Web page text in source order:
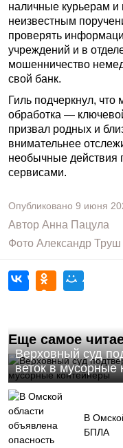
наличные курьерам
неизвестным
проверять
учреждений и в
мошенничество
свой банк.
Гиль подчеркнул, что
обработка —
призвал родных и
внимательнее
необычные действия
сервисами.
Опубликовано 9 июня
Автор Анна Пацула
Фото Александр Труш
Еще самое
Верховный суд
веток в мусорные
В
БПЛА